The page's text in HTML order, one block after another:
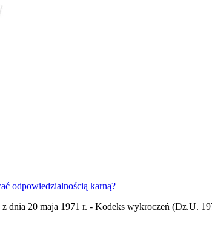
odpowiedzialnością karną?
dnia 20 maja 1971 r. - Kodeks wykroczeń (Dz.U.